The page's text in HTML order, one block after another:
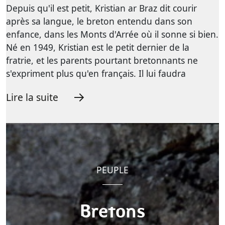
Depuis qu'il est petit, Kristian ar Braz dit courir
après sa langue, le breton entendu dans son
enfance, dans les Monts d'Arrée où il sonne si bien.
Né en 1949, Kristian est le petit dernier de la
fratrie, et les parents pourtant bretonnants ne
s'expriment plus qu'en français. Il lui faudra
Lire la suite
PEUPLE
Bretons